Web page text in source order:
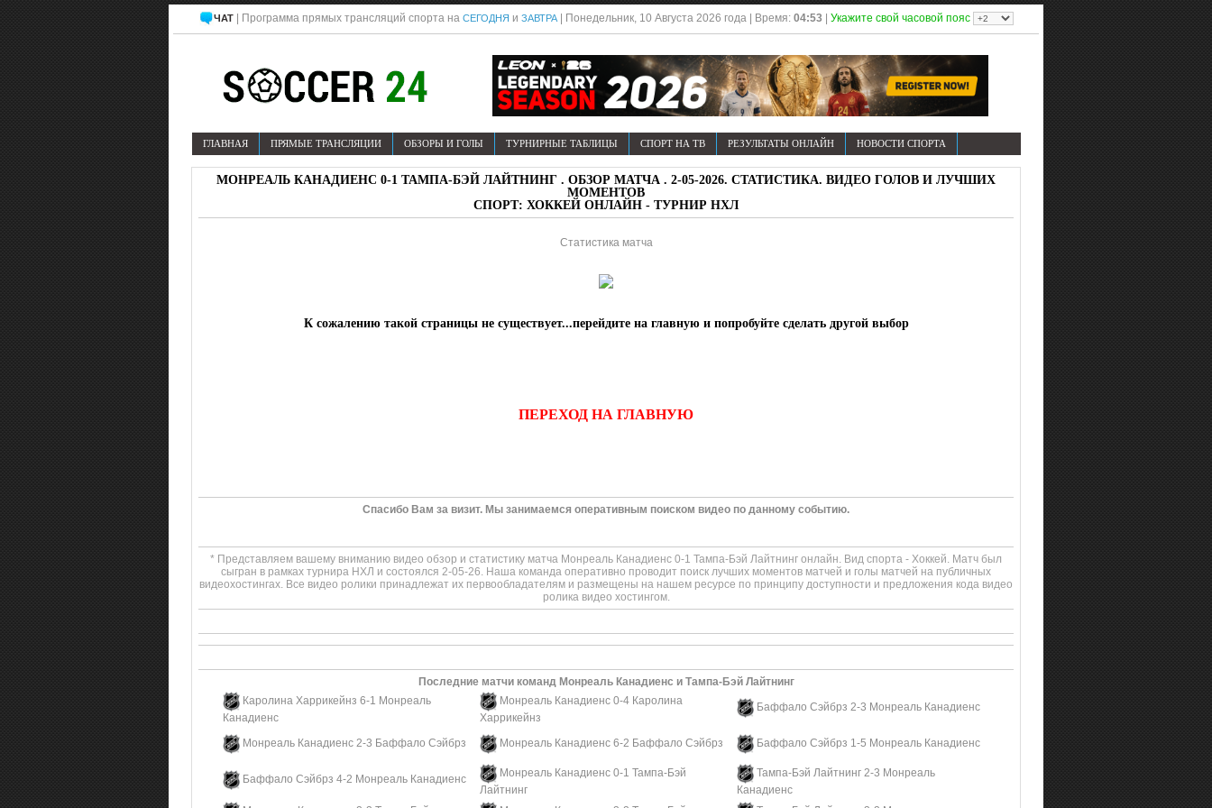
ЧАТ| Программа прямых трансляций спорта на СЕГОДНЯ и ЗАВТРА| Понедельник, 10 Августа 2026 года | Время: 04:53 | Укажите свой часовой пояс
ГЛАВНАЯ ПРЯМЫЕ ТРАНСЛЯЦИИ ОБЗОРЫ И ГОЛЫ ТУРНИРНЫЕ ТАБЛИЦЫ СПОРТ НА ТВ РЕЗУЛЬТАТЫ ОНЛАЙН НОВОСТИ СПОРТА
МОНРЕАЛЬ КАНАДИЕНС 0-1 ТАМПА-БЭЙ ЛАЙТНИНГ . ОБЗОР МАТЧА . 2-05-2026. СТАТИСТИКА. ВИДЕО ГОЛОВ И ЛУЧШИХ
МОМЕНТОВ
СПОРТ: ХОККЕЙ ОНЛАЙН - ТУРНИР НХЛ
Статистика матча
К сожалению такой страницы не существует...перейдите на главную и попробуйте сделать другой выбор
ПЕРЕХОД НА ГЛАВНУЮ
Спасибо Вам за визит. Мы занимаемся оперативным поиском видео по данному событию.
* Представляем вашему вниманию видео обзор и статистику матча Монреаль Канадиенс 0-1 Тампа-Бэй Лайтнинг онлайн. Вид спорта - Хоккей. Матч был
сыгран в рамках турнира НХЛ и состоялся 2-05-26. Наша команда оперативно проводит поиск лучших моментов матчей и голы матчей на публичных
видеохостингах. Все видео ролики принадлежат их первообладателям и размещены на нашем ресурсе по принципу доступности и предложения кода видео
ролика видео хостингом.
Последние матчи команд Монреаль Канадиенс и Тампа-Бэй Лайтнинг
Каролина Харрикейнз 6-1 Монреаль
Канадиенс
Монреаль Канадиенс 0-4 Каролина
Харрикейнз
Баффало Сэйбрз 2-3 Монреаль Канадиенс
Монреаль Канадиенс 2-3 Баффало Сэйбрз Монреаль Канадиенс 6-2 Баффало Сэйбрз Баффало Сэйбрз 1-5 Монреаль Канадиенс
Баффало Сэйбрз 4-2 Монреаль Канадиенс
Монреаль Канадиенс 0-1 Тампа-Бэй
Лайтнинг
Тампа-Бэй Лайтнинг 2-3 Монреаль
Канадиенс